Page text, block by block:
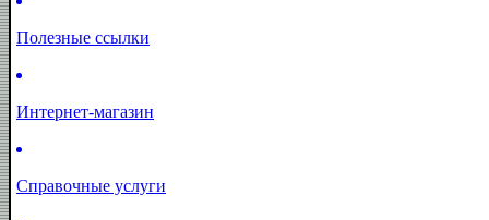
Полезные ссылки
Интернет-магазин
Справочные услуги